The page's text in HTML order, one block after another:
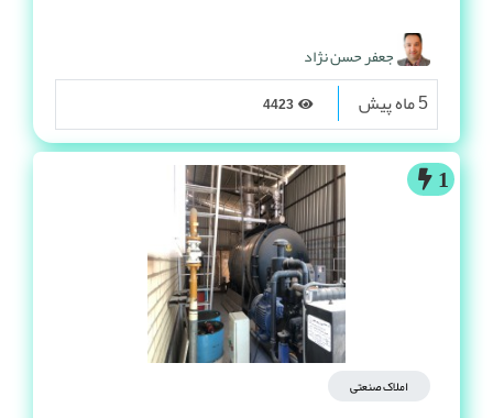
جعفر حسن نژاد
5 ماه پیش
1
املاک صنعتی